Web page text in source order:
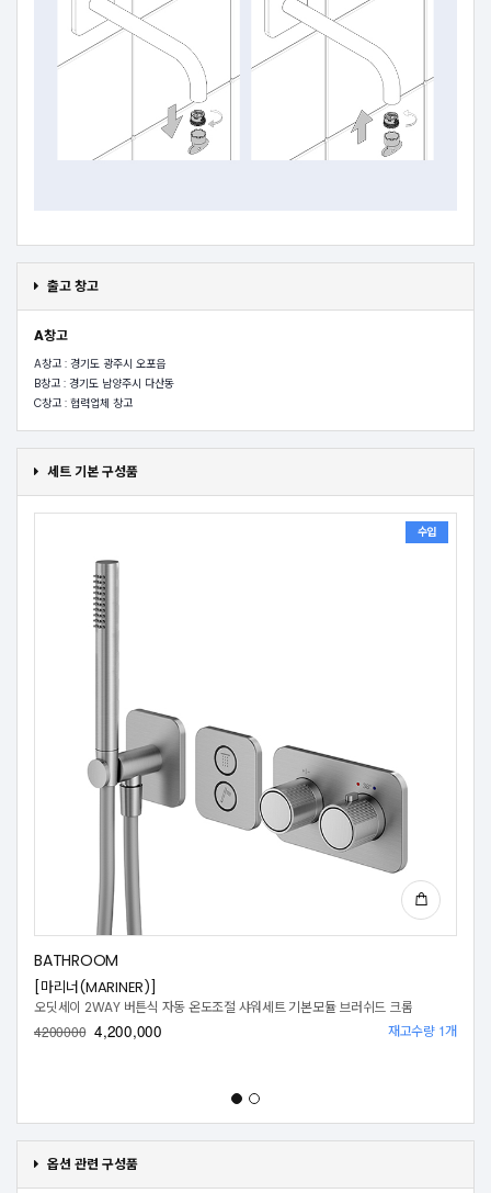
출고 창고
A창고
A창고 : 경기도 광주시 오포읍
B창고 : 경기도 남양주시 다산동
C창고 : 협력업체 창고
세트 기본 구성품
수입
BATHROOM
[마리너(MARINER)]
오딧세이 2WAY 버튼식 자동 온도조절 샤워세트 기본모듈 브러쉬드 크롬
4200000 4,200,000 재고수량 1개
옵션 관련 구성품